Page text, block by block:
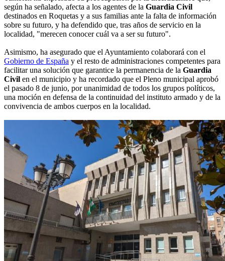
según ha señalado, afecta a los agentes de la Guardia Civil
destinados en Roquetas y a sus familias ante la falta de información
sobre su futuro, y ha defendido que, tras años de servicio en la
localidad, "merecen conocer cuál va a ser su futuro".
Asimismo, ha asegurado que el Ayuntamiento colaborará con el
Gobierno de España y el resto de administraciones competentes para
facilitar una solución que garantice la permanencia de la Guardia
Civil en el municipio y ha recordado que el Pleno municipal aprobó
el pasado 8 de junio, por unanimidad de todos los grupos políticos,
una moción en defensa de la continuidad del instituto armado y de la
convivencia de ambos cuerpos en la localidad.